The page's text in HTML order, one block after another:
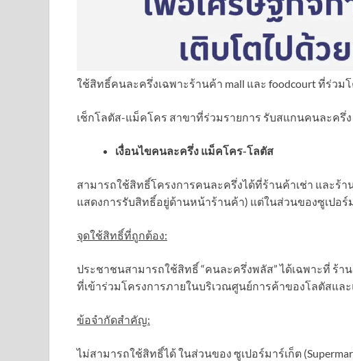
ใช้สิทธิ์คนละครึ่งเฉพาะร้านค้า mall และ foodcourt ที่ร่วม
เช็กโลตัส-แม็คโคร สาขาที่ร่วมรายการ รับสแกนคนละครึ่ง
เงื่อนไขคนละครึ่ง แม็คโคร-โลตัส
สามารถใช้สิทธิ์โครงการคนละครึ่งได้ที่ร้านค้าเช่า และร้
แสดงการรับสิทธิ์อยู่ด้านหน้าร้านค้า) แต่ในส่วนของซูเปอร์
จุดใช้สิทธิ์ที่ถูกต้อง:
ประชาชนสามารถใช้สิทธิ์ “คนละครึ่งพลัส” ได้เฉพาะที่ ร้า
ที่เข้าร่วมโครงการภายในบริเวณศูนย์การค้าของโลตัสแล
ข้อจำกัดสำคัญ:
ไม่สามารถใช้สิทธิ์ได้ ในส่วนของ ซูเปอร์มาร์เก็ต